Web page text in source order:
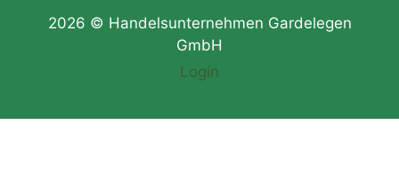
2026 © Handelsunternehmen Gardelegen
GmbH
Login